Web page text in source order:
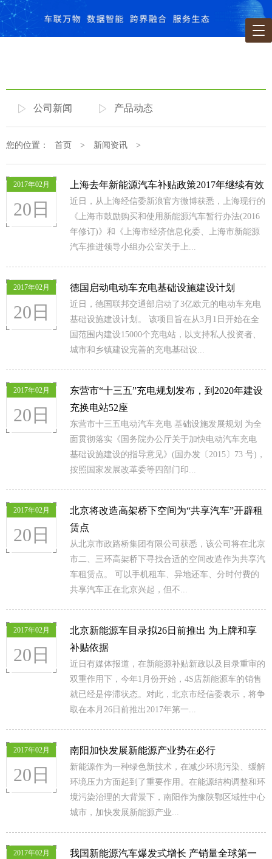
公司新闻 产品动态
您的位置： 首页 > 新闻资讯 >
2017年02月
20日
上海去年新能源汽车补贴政策2017年继续有效
近日，从上海经信委新浪官方微博获悉，上海现行的
《上海市鼓励购买和使用新能源汽车暂行办法(2016
年修订)》和《上海市经济信息化委、上海市新能源
汽车推进领导小组办公室关于上...
2017年02月
20日
德国启动电动车充电基础设施建设计划
近日，德国联邦交通部启动了3亿欧元的电动车充电
基础设施建设计划。 该项目旨在从3月1日开始在全
国范围内建设15000个充电站，以支持私人投资者、
城市和乡镇建设完善的充电基础设...
2017年02月
20日
东营市“十三五”充电规划发布，到2020年建设
充换电站52座
东营市十三五电动汽车充电 基础设施发展规划 为全
面贯彻落实《国务院办公厅关于加快电动汽车充电
基础设施建设的指导意见》(国办发〔2015〕73 号)，
按照国家发展改革委等四部门印...
2017年02月
20日
北京将改造高架桥下空间为“共享汽车”开辟租
赁点
从北京市政路桥集团有限公司获悉，该公司将在北京
市二、三环高架桥下寻找合适的空间改造作为共享汽
车租赁点。 可以手机租车、异地还车、分时付费的
共享汽车正在北京兴起，但不...
2017年02月
20日
北京新能源车目录拟26日前推出 为上牌和享
补贴依据
近日有媒体报道，在新能源补贴新政以及目录重审的
双重作用下，今年1月份开始，4S店新能源车的销售
就已经是停滞状态。对此，北京市经信委表示，将争
取在本月26日前推出2017年第一...
2017年02月
20日
南阳加快发展新能源产业势在必行
新能源作为一种绿色新技术，在减少环境污染、缓解
环境压力方面起到了重要作用。在能源结构调整和环
境污染治理的大背景下，南阳作为豫陕鄂区域性中心
城市，加快发展新能源产业...
2017年02月 我国新能源汽车爆发式增长 产销量全球第一